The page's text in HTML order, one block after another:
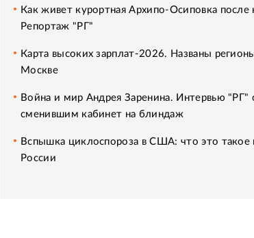
Как живет курортная Архипо-Осиповка
Репортаж "РГ"
Карта высоких зарплат-2026. Названы
Москве
Война и мир Андрея Заренина. Интервью
сменившим кабинет на блиндаж
Вспышка циклоспороза в США: что это такое
России